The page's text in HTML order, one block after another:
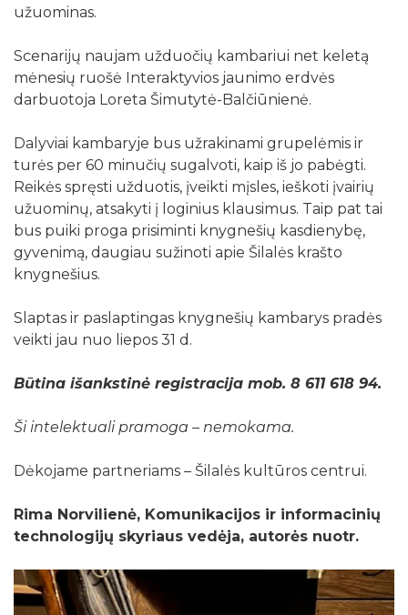
užuominas.
Scenarijų naujam užduočių kambariui net keletą
mėnesių ruošė Interaktyvios jaunimo erdvės
darbuotoja Loreta Šimutytė-Balčiūnienė.
Dalyviai kambaryje bus užrakinami grupelėmis ir
turės per 60 minučių sugalvoti, kaip iš jo pabėgti.
Reikės spręsti užduotis, įveikti mįsles, ieškoti įvairių
užuominų, atsakyti į loginius klausimus. Taip pat tai
bus puiki proga prisiminti knygnešių kasdienybę,
gyvenimą, daugiau sužinoti apie Šilalės krašto
knygnešius.
Slaptas ir paslaptingas knygnešių kambarys pradės
veikti jau nuo liepos 31 d.
Būtina išankstinė registracija mob. 8 611 618 94.
Ši intelektuali pramoga – nemokama.
Dėkojame partneriams – Šilalės kultūros centrui.
Rima Norvilienė, Komunikacijos ir informacinių
technologijų skyriaus vedėja, autorės nuotr.